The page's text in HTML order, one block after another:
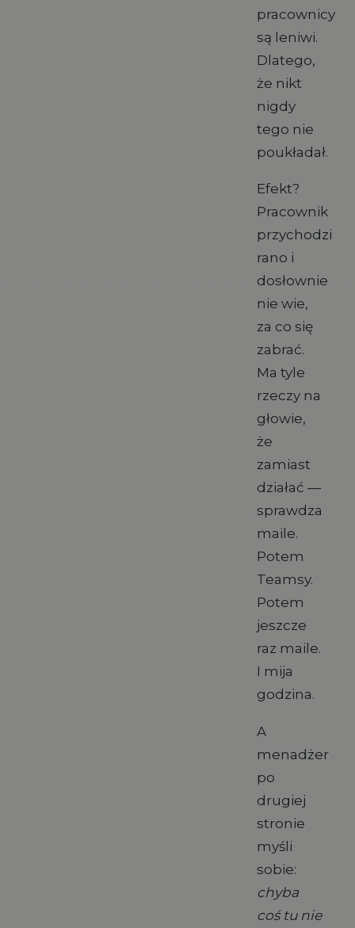
pracownicy
są leniwi.
Dlatego,
że nikt
nigdy
tego nie
poukładał.
Efekt?
Pracownik
przychodzi
rano i
dosłownie
nie wie,
za co się
zabrać.
Ma tyle
rzeczy na
głowie,
że
zamiast
działać —
sprawdza
maile.
Potem
Teamsy.
Potem
jeszcze
raz maile.
I mija
godzina.
A
menadżer
po
drugiej
stronie
myśli
sobie:
chyba
coś tu nie